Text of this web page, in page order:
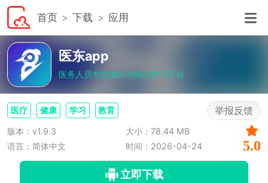
首页 下载 应用
医东app
医务人员专业成长与知识学习平台
医疗 健康 学习 教育 举报反馈
版本：v1.9.3
大小：78.44 MB
语言：简体中文
时间：2026-04-24 5.0
立即下载